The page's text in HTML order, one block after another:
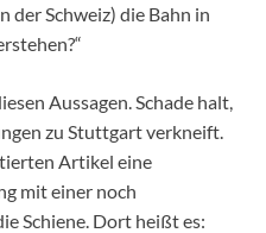
der Schweiz) die Bahn in
Aussagen. Schade halt,
zu Stuttgart verkneift.
Artikel eine
mit einer noch
Schiene. Dort heißt es: